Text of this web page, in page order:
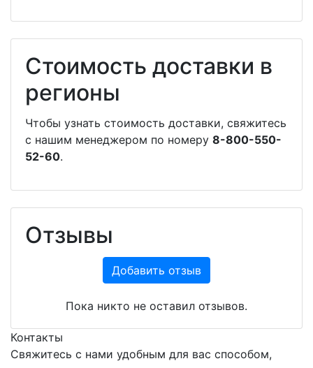
Стоимость доставки в
регионы
Чтобы узнать стоимость доставки, свяжитесь
с нашим менеджером по номеру 8-800-550-
52-60.
Отзывы
Добавить отзыв
Пока никто не оставил отзывов.
Контакты
Свяжитесь с нами удобным для вас способом,